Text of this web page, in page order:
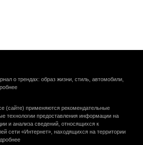
о трендах: образ жизни, стиль, автомобили,
(сайте) применяются рекомендательные
технологии предоставления информации на
и анализа сведений, относящихся к
сети «Интернет», находящихся на территории